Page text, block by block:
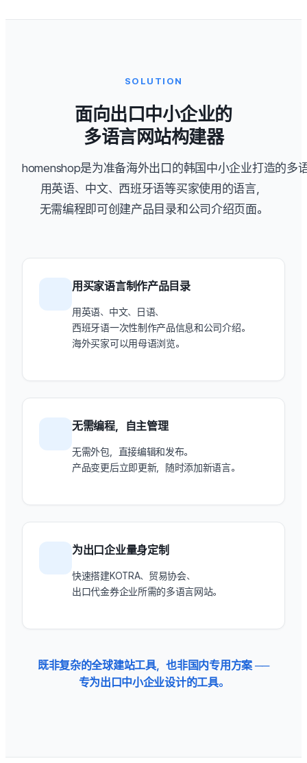
SOLUTION
面向出口中小企业的
多语言网站构建器
homenshop是为准备海外出口的韩国中小企业打造的多
用英语、中文、西班牙语等买家使用的语言，
无需编程即可创建产品目录和公司介绍页面。
用买家语言制作产品目录
用英语、中文、日语、
西班牙语一次性制作产品信息和公司介绍。
海外买家可以用母语浏览。
无需编程，自主管理
无需外包，直接编辑和发布。
产品变更后立即更新，随时添加新语言。
为出口企业量身定制
快速搭建KOTRA、贸易协会、
出口代金券企业所需的多语言网站。
既非复杂的全球建站工具，也非国内专用方案 ──
专为出口中小企业设计的工具。